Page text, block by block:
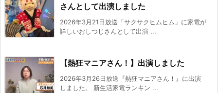
さんとして出演しました
2026年3月21日放送「サクサクヒムヒム」に家電が
詳しいおしつじさんとして出演 ...
【熱狂マニアさん！】出演しました
2026年3月26日放送『熱狂マニアさん！』に出演
しました。 新生活家電ランキン ...